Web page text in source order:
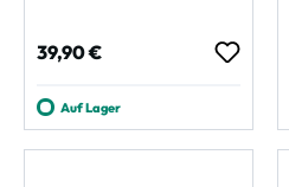
Regulärer Preis:
39,90 €
Auf Lager